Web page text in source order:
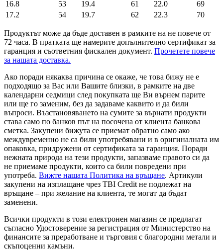
16.8 53 19.4 61 22.0
69
17.2
54 19.7 62 22.3 70
Продуктът може да бъде доставен в рамките на не повече от
72 часа. В пратката ще намерите допълнително сертификат за
гаранция и съответния фискален документ. Прочетете повече
за нашата доставка.
Ако поради някаква причина се окаже, че това бижу не е
подходящо за Вас или Вашите близки, в рамките на две
календарни седмици след покупката ще Ви върнем парите
или ще го заменим, без да задаваме каквито и да били
въпроси. Възстановяването на сумите за върнати продукти
става само по банков път на посочена от клиента банкова
сметка. Закупени бижута се приемат обратно само ако
междувременно не са били употребявани и в оригиналната им
опаковка, придружени от сертификата за гаранция. Поради
нежната природа на тези продукти, запазваме правото си да
не приемаме продукти, които са били повредени при
употреба. Вижте нашата Политика на връщане. Артикули
закупени на изплащане чрез TBI Credit не подлежат на
връщане – при желание на клиента, те могат да бъдат
заменени.
Всички продукти в този електронен магазин се предлагат
съгласно Удостоверение за регистрация от Министерство на
финансите за преработване и търговия с благородни метали и
скъпоценни камъни.